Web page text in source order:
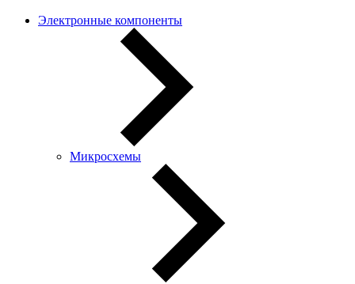
Электронные компоненты
Микросхемы